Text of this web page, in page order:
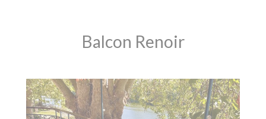
Balcon Renoir